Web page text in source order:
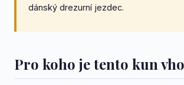
dánský drezurní jezdec.
Pro koho je tento kun